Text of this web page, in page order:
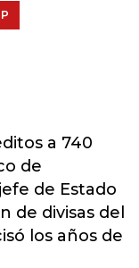
a 740
de
de Estado
de divisas del
los años de